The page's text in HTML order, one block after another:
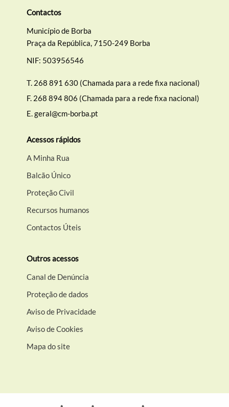
Categorias gerais
Filtros
Contactos
Município de Borba
Praça da República, 7150-249 Borba
NIF: 503956546
T. 268 891 630 (Chamada para a rede fixa nacional)
F. 268 894 806 (Chamada para a rede fixa nacional)
E.geral@cm-borba.pt
Acessos rápidos
A Minha Rua
Balcão Único
Proteção Civil
Recursos humanos
Contactos Úteis
Outros acessos
Canal de Denúncia
Proteção de dados
Aviso de Privacidade
Aviso de Cookies
Mapa do site